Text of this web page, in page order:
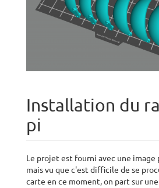
Installation du
pi
Le projet est fourni avec une image
mais vu que c'est difficile de se
carte en ce moment, on part sur